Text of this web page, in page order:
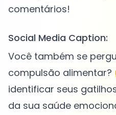
Social Media Caption:
Você também se
compulsão alimentar?
identificar seus
da sua saúde